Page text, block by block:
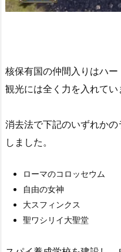
核保有国の仲間入りはハ
観光には全く力を入れてい
消去法で下記のいずれか
しました。
ローマのコロッセウム
自由の女神
大スフィンクス
聖ワシリイ大聖堂